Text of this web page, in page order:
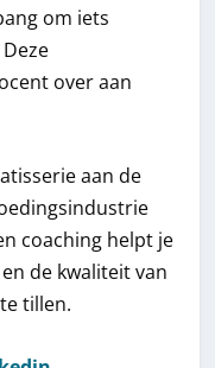
om iets
over aan
aan de
coaching helpt je
de kwaliteit van
tillen.